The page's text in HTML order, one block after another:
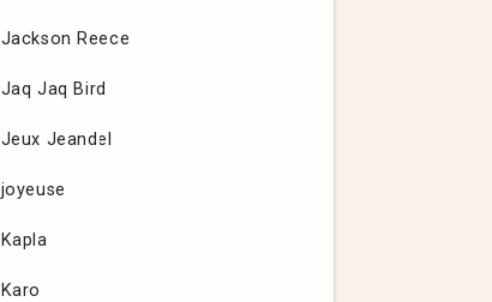
Jackson Reece
Jaq Jaq Bird
Jeux Jeandel
joyeuse
Kapla
Karo